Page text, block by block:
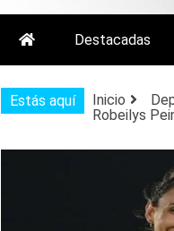
Destacadas
Estás aquí Inicio
Robeilys